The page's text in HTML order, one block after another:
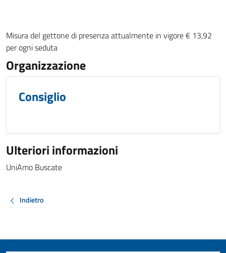
Misura del gettone di presenza attualmente in vigore € 13,92
per ogni seduta
Organizzazione
Consiglio
Ulteriori informazioni
UniAmo Buscate
Indietro